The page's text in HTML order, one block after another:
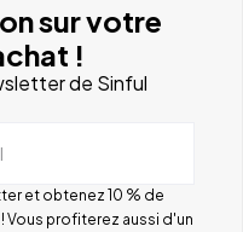
sur votre
!
de Sinful
et obtenez 10 % de
Vous profiterez aussi d'un